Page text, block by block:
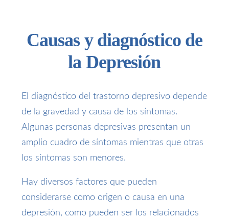
Causas y diagnóstico de
la Depresión
El diagnóstico del trastorno depresivo depende
de la gravedad y causa de los síntomas.
Algunas personas depresivas presentan un
amplio cuadro de síntomas mientras que otras
los síntomas son menores.
Hay diversos factores que pueden
considerarse como origen o causa en una
depresión, como pueden ser los relacionados